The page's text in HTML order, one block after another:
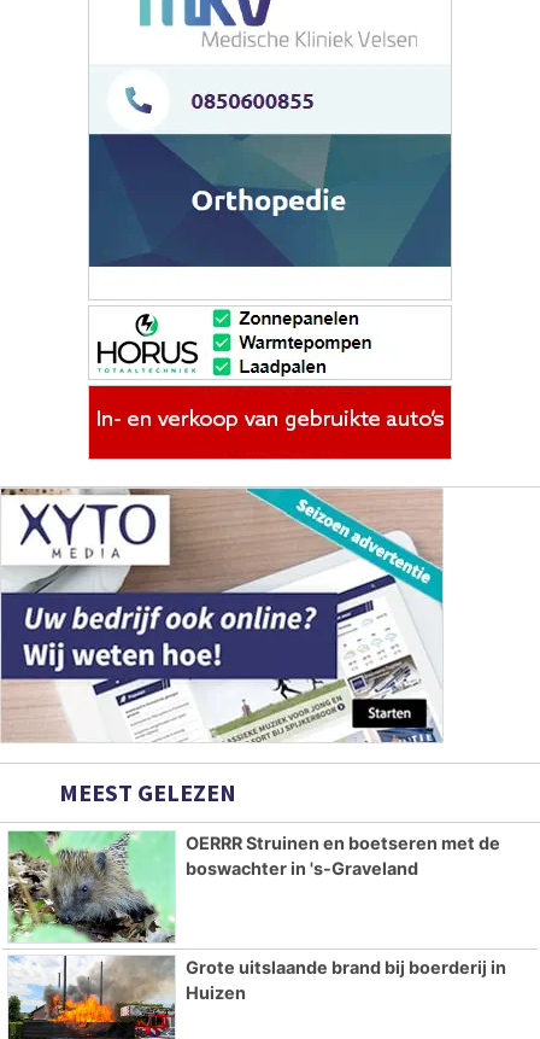
MEEST GELEZEN
OERRR Struinen en boetseren met de
boswachter in 's-Graveland
Grote uitslaande brand bij boerderij in
Huizen